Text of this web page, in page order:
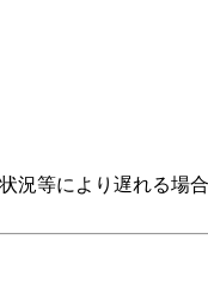
況等により遅れる